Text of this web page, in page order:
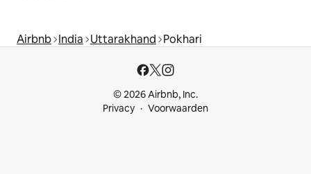
Airbnb India Uttarakhand Pokhari
© 2026 Airbnb, Inc.
Privacy
Voorwaarden